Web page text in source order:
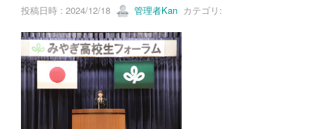
投稿日時 : 2024/12/18 管理者Kan カテゴリ: